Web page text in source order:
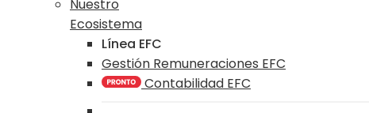
Nuestro
Ecosistema
Línea EFC
Gestión Remuneraciones EFC
Contabilidad EFC